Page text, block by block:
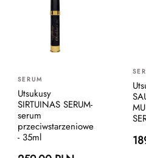
SERUM
Utsukusy
SIRTUINAS SERUM-
serum
przeciwstarzeniowe
- 35ml